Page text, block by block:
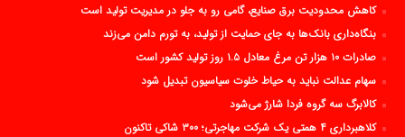
کاهش محدودیت برق صنایع، گامی رو به جلو در مدیریت تولید است
بنگاه‌داری بانک‌ها به جای حمایت از تولید، به تورم دامن می‌زند
صادرات ۱۰ هزار تن مرغ معادل ۱.۵ روز تولید کشور است
سهام عدالت نباید به حیاط خلوت سیاسیون تبدیل شود
کالابرگ سه گروه فردا شارژ می‌شود
کلاهبرداری ۴ همتی یک شرکت مهاجرتی؛ ۳۰۰ شاکی تاکنون